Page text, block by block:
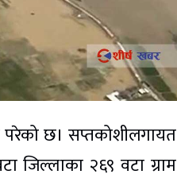
परेको छ। सप्तकोशीलगायत
जिल्लाका २६९ वटा ग्राम